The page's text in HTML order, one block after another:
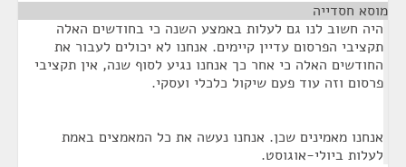
מוסא חסדייה
היה חשוב לנו גם לעלות באמצע השנה כי בחודשים האלה
תקציבי הפרסום עדיין קיימים. אנחנו לא יכולים לעבור את
החודשים האלה כי אחר כך אנחנו נגיע לסוף שנה, אין תקציבי
פרסום וזה עוד פעם שיקול כלכלי ועסקי.
אנחנו מאמינים שכן. אנחנו נעשה את כל המאמצים באמת
לעלות ביולי-אוגוסט.